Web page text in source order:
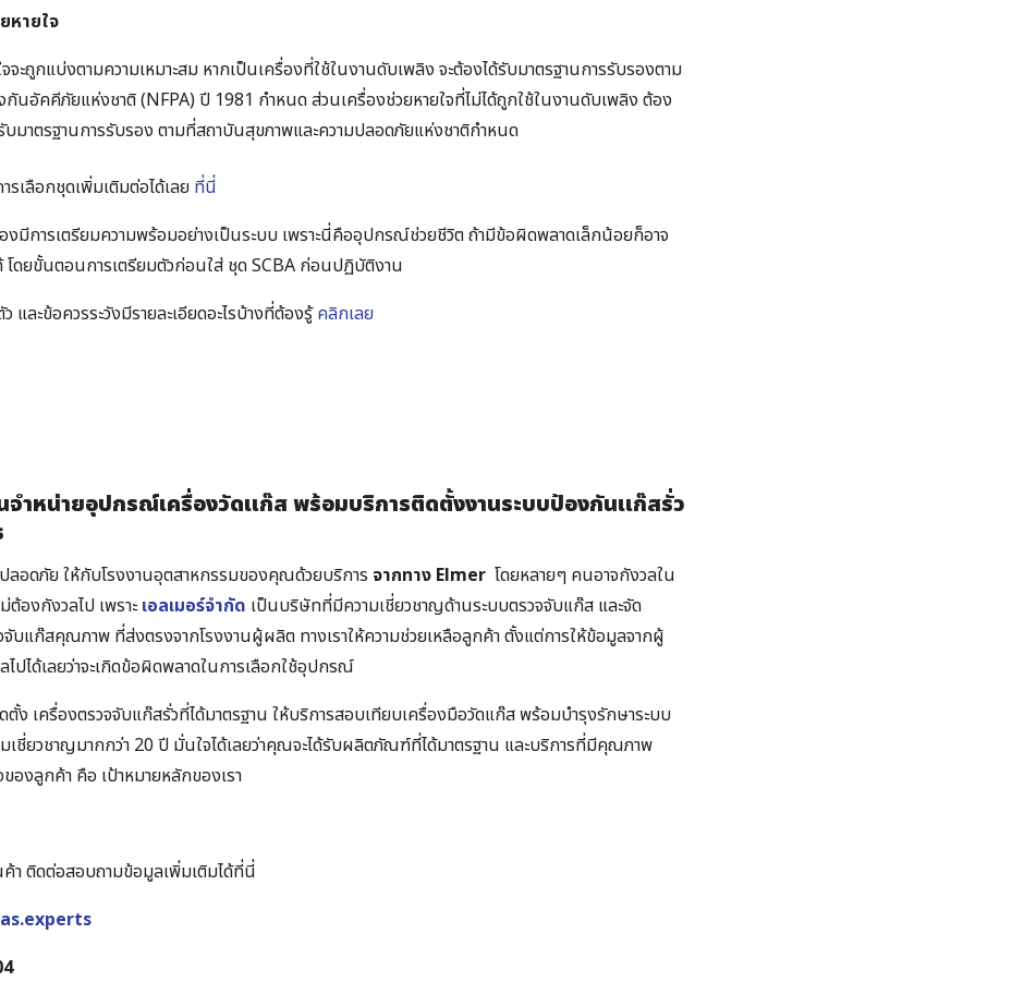
หายใจ
จะถูกแบ่งตามความเหมาะสม หากเป็นเครื่องที่ใช้ในงานดับเพลิง จะต้องได้รับมาตรฐานการรับรองตาม
นอัคคีภัยแห่งชาติ (NFPA) ปี 1981 กำหนดส่วนเครื่องช่วยหายใจที่ไม่ได้ถูกใช้ในงานดับเพลิง ต้อง
บมาตรฐานการรับรอง ตามที่สถาบันสุขภาพและความปลอดภัยแห่งชาติกำหนด
รเลือกชุดเพิ่มเติมต่อได้เลย ที่นี่
มีการเตรียมความพร้อมอย่างเป็นระบบ เพราะนี่คืออุปกรณ์ช่วยชีวิต ถ้ามีข้อผิดพลาดเล็กน้อยก็อาจ
โดยขั้นตอนการเตรียมตัวก่อนใส่ ชุด SCBA ก่อนปฏิบัติงาน
และข้อควรระวังมีรายละเอียดอะไรบ้างที่ต้องรู้คลิกเลย
ำหน่ายอุปกรณ์เครื่องวัดแก๊ส พร้อมบริการติดตั้งงานระบบป้องกันแก๊สรั่ว
ลอดภัย ให้กับโรงงานอุตสาหกรรมของคุณด้วยบริการ จากทาง Elmer โดยหลายๆ คนอาจกังวลใน
ต้องกังวลไป เพราะเอลเมอร์จำกัด เป็นบริษัทที่มีความเชี่ยวชาญด้านระบบตรวจจับแก๊ส และจัด
จับแก๊สคุณภาพ ที่ส่งตรงจากโรงงานผู้ผลิต ทางเราให้ความช่วยเหลือลูกค้า ตั้งแต่การให้ข้อมูลจากผู้
ปได้เลยว่าจะเกิดข้อผิดพลาดในการเลือกใช้อุปกรณ์
ง เครื่องตรวจจับแก๊สรั่วที่ได้มาตรฐาน ให้บริการสอบเทียบเครื่องมือวัดแก๊ส พร้อมบำรุงรักษาระบบ
เชี่ยวชาญมากกว่า 20 ปี มั่นใจได้เลยว่าคุณจะได้รับผลิตภัณฑ์ที่ได้มาตรฐาน และบริการที่มีคุณภาพ
ของลูกค้า คือ เป้าหมายหลักของเรา
า ติดต่อสอบถามข้อมูลเพิ่มเติมได้ที่นี่